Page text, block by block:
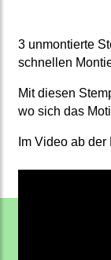
3 unmontierte
schnellen
Mit diesen
wo sich das
Im Video ab